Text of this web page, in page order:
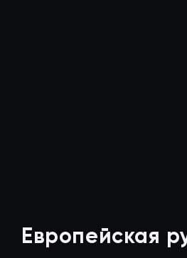
Европейская